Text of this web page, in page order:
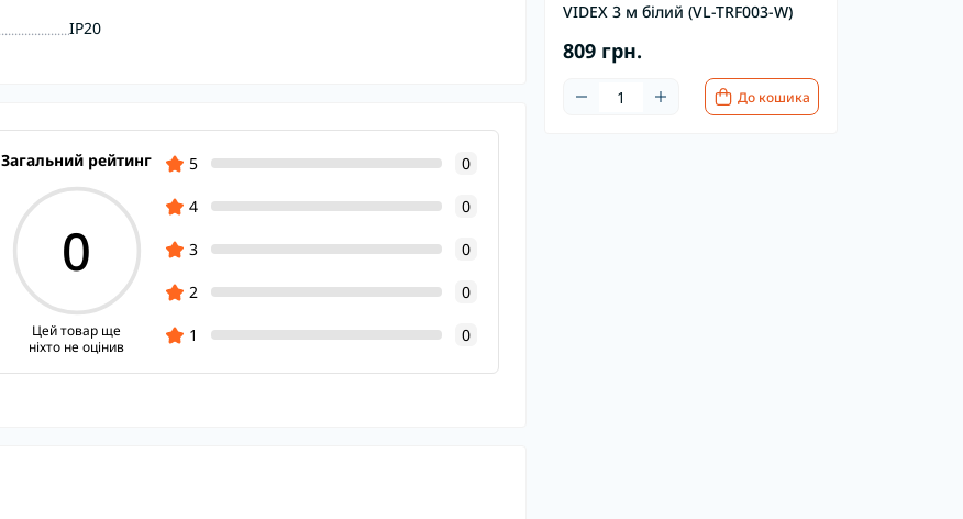
VIDEX 3 м білий (VL-TRF003-W)
809 грн.
До кошика
IP20
Загальний рейтинг
0
Цей товар ще
ніхто не оцінив
5 0
4 0
3 0
2 0
1 0